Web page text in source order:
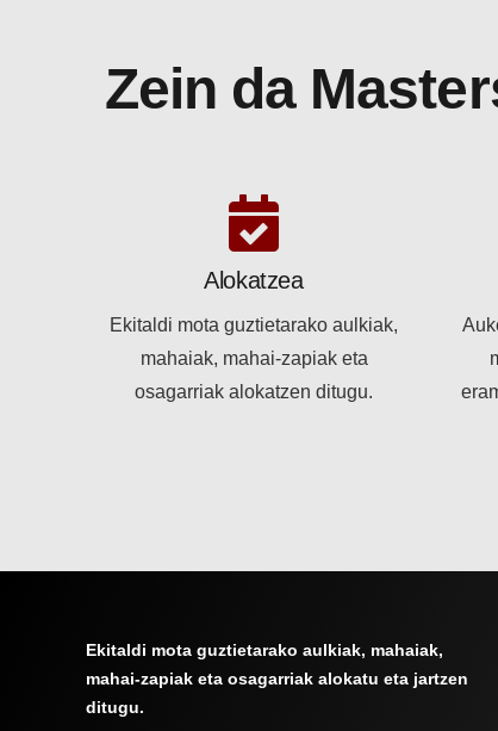
Zein da
Alokatzea
Ekitaldi mota guztietarako aulkiak,
mahaiak, mahai-zapiak eta
osagarriak alokatzen ditugu.
Ekitaldi mota guztietarako aulkiak, mahaiak,
mahai-zapiak eta osagarriak alokatu eta jartzen
ditugu.